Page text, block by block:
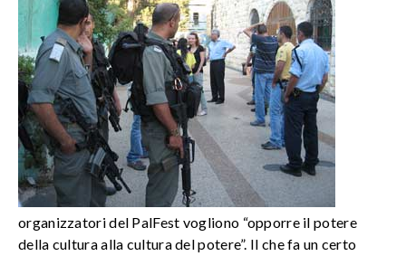
organizzatori del PalFest vogliono “opporre il potere
della cultura alla cultura del potere”. Il che fa un certo